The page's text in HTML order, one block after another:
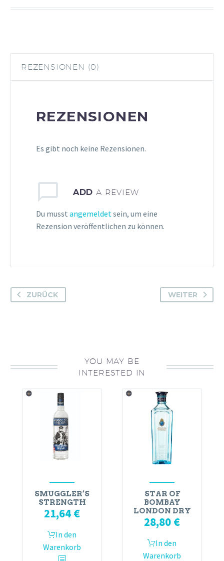
REZENSIONEN (0)
REZENSIONEN
Es gibt noch keine Rezensionen.
ADDA REVIEW
Du musst angemeldetsein, um eine
Rezension veröffentlichen zu können.
ZURÜCK WEITER
YOU MAY BE
INTERESTED IN
SMUGGLER’S
STRENGTH
21,64 €
In den
Warenkorb
STAR OF
BOMBAY
LONDON DRY
28,80 €
In den
Warenkorb